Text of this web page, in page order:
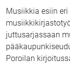
Musiikkia esiin
juttusarjassaan
Poroilan